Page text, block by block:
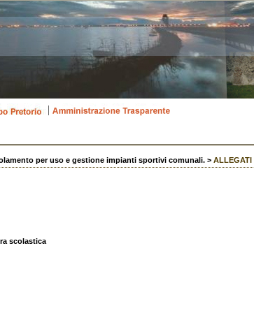
per uso e gestione impianti sportivi comunali. > ALLEGATI
scolastica